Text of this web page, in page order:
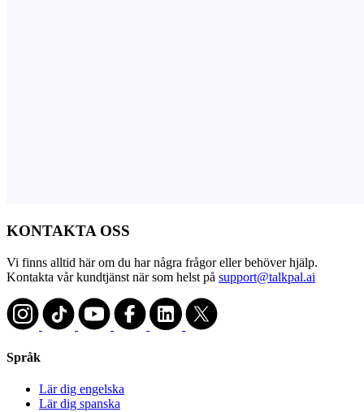
KONTAKTA OSS
Vi finns alltid här om du har några frågor eller behöver hjälp.
Kontakta vår kundtjänst när som helst på support@talkpal.ai
Språk
Lär dig engelska
Lär dig spanska